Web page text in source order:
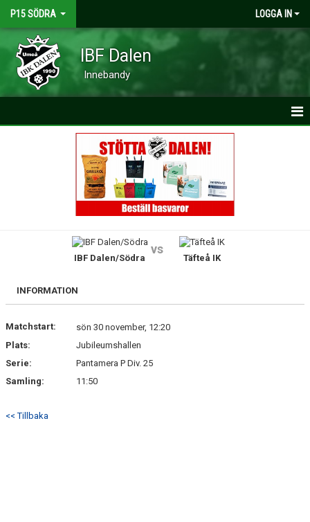
P15 SÖDRA LOGGA IN
IBF Dalen
Innebandy
BILDGALLERI
KONTAKT
IBF Dalen/Södra
vs
Täfteå IK
INFORMATION
Matchstart:
sön 30 november, 12:20
Plats:
Jubileumshallen
Serie:
Pantamera P Div. 25
Samling:
11:50
<< Tillbaka